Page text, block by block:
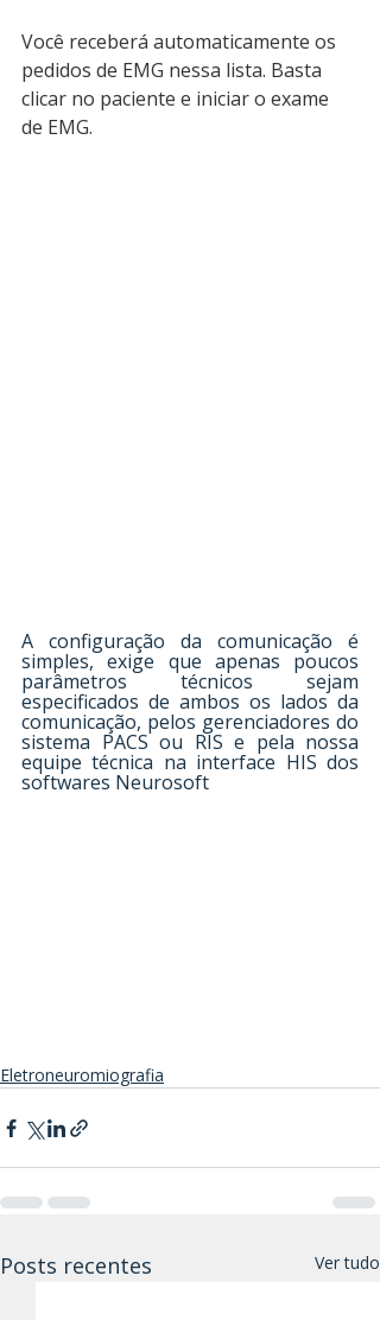
Você receberá automaticamente os
pedidos de EMG nessa lista. Basta
clicar no paciente e iniciar o exame
de EMG.
A configuração da comunicação é
simples, exige que apenas poucos
parâmetros técnicos sejam
especificados de ambos os lados da
comunicação, pelos gerenciadores do
sistema PACS ou RIS e pela nossa
equipe técnica na interface HIS dos
softwares Neurosoft
Eletroneuromiografia
Posts recentes Ver tudo